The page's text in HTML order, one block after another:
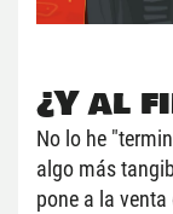
¿Y al
No lo he
algo más
pone a la